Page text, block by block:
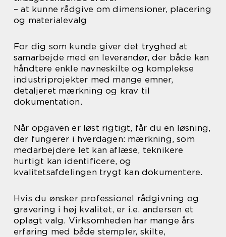
– at kunne rådgive om dimensioner, placering
og materialevalg
For dig som kunde giver det tryghed at
samarbejde med en leverandør, der både kan
håndtere enkle navneskilte og komplekse
industriprojekter med mange emner,
detaljeret mærkning og krav til
dokumentation.
Når opgaven er løst rigtigt, får du en løsning,
der fungerer i hverdagen: mærkning, som
medarbejdere let kan aflæse, teknikere
hurtigt kan identificere, og
kvalitetsafdelingen trygt kan dokumentere.
Hvis du ønsker professionel rådgivning og
gravering i høj kvalitet, er i.e. andersen et
oplagt valg. Virksomheden har mange års
erfaring med både stempler, skilte,